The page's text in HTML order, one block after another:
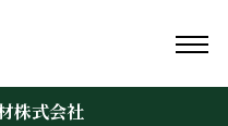
株式会社